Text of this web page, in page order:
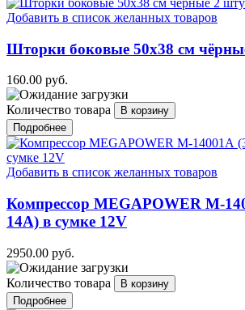
Добавить в список желанных товаров
Шторки боковые 50х38 см
160.00 руб.
Количество товара
Подробнее
Добавить в список желанных товаров
Компрессор MEGAPOWER M-
14А) в сумке 12V
2950.00 руб.
Количество товара
Подробнее